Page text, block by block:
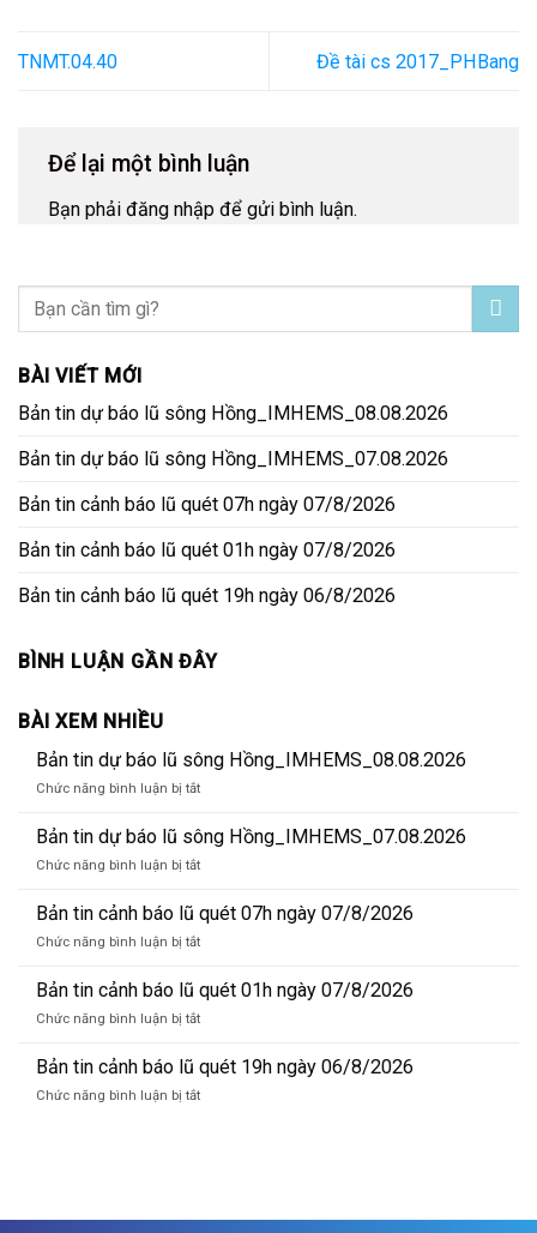
TNMT.04.40 Đề tài cs 2017_PHBang
Để lại một bình luận
Bạn phải đăng nhập để gửi bình luận.
BÀI VIẾT MỚI
Bản tin dự báo lũ sông Hồng_IMHEMS_08.08.2026
Bản tin dự báo lũ sông Hồng_IMHEMS_07.08.2026
Bản tin cảnh báo lũ quét 07h ngày 07/8/2026
Bản tin cảnh báo lũ quét 01h ngày 07/8/2026
Bản tin cảnh báo lũ quét 19h ngày 06/8/2026
BÌNH LUẬN GẦN ĐÂY
BÀI XEM NHIỀU
Bản tin dự báo lũ sông Hồng_IMHEMS_08.08.2026
Chức năng bình luận bị tắtở
tin
báo
sông
Hồng_IMHEMS_08.08.2026
Bản tin dự báo lũ sông Hồng_IMHEMS_07.08.2026
Chức năng bình luận bị tắtở
tin
dự
báo
sông
Hồng_IMHEMS_07.08.2026
Bản tin cảnh báo lũ quét 07h ngày 07/8/2026
Chức năng bình luận bị tắtở
tin
cảnh
báo
quét
07h
Bản tin cảnh báo lũ quét 01h ngày 07/8/2026
Chức năng bình luận bị tắtở
tin
cảnh
báo
Bản tin cảnh báo lũ quét 19h ngày 06/8/2026
Chức năng bình luận bị tắtở
quét